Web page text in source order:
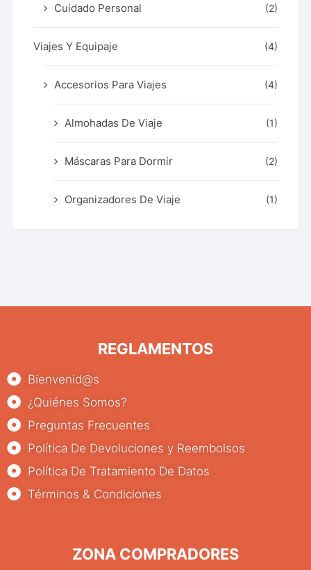
Cuidado Personal (2)
Viajes Y Equipaje (4)
Accesorios Para Viajes (4)
Almohadas De Viaje (1)
Máscaras Para Dormir (2)
Organizadores De Viaje (1)
REGLAMENTOS
Bienvenid@s
¿Quiénes Somos?
Preguntas Frecuentes
Política De Devoluciones y Reembolsos
Política De Tratamiento De Datos
Términos & Condiciones
ZONA COMPRADORES